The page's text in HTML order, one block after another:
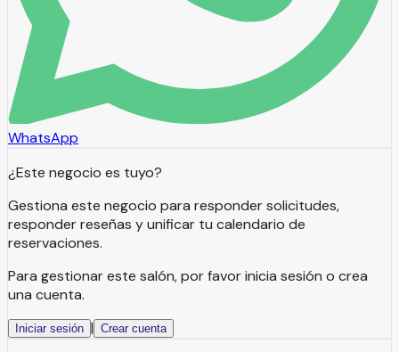
WhatsApp
¿Este negocio es tuyo?
Gestiona este negocio para responder solicitudes,
responder reseñas y unificar tu calendario de
reservaciones.
Para gestionar este salón, por favor inicia sesión o crea
una cuenta.
Iniciar sesión | Crear cuenta